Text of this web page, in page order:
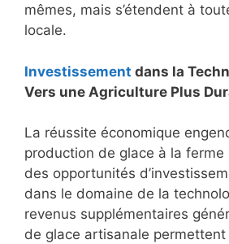
mêmes, mais s’étendent à
locale.
Investissement dans la
Vers une Agriculture Plus
La réussite économique
production de glace à la ferme
des opportunités
dans le domaine de la
revenus supplémentaires
de glace artisanale